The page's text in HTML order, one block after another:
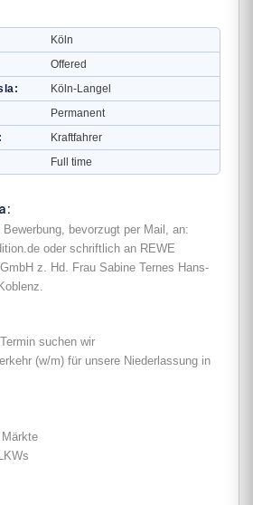
Köln
Offered
Köln-Langel
Permanent
Kraftfahrer
Full time
bevorzugt per Mail, an:
oder schriftlich an REWE
z. Hd. Frau Sabine Ternes Hans-
suchen wir
(w/m) für unsere Niederlassung in